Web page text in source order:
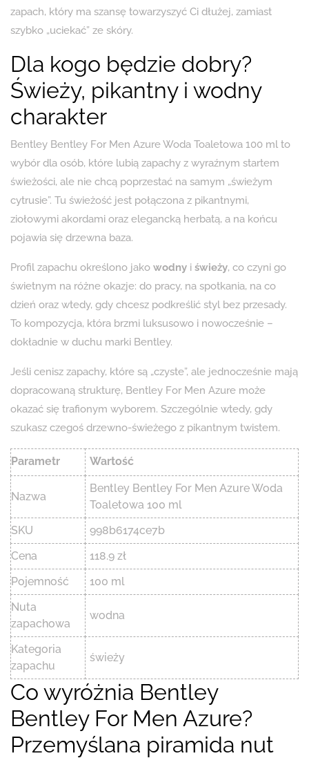
zapach, który ma szansę towarzyszyć Ci dłużej, zamiast
szybko „uciekać” ze skóry.
Dla kogo będzie dobry?
Świeży, pikantny i wodny
charakter
Bentley Bentley For Men Azure Woda Toaletowa 100 ml to
wybór dla osób, które lubią zapachy z wyraźnym startem
świeżości, ale nie chcą poprzestać na samym „świeżym
cytrusie”. Tu świeżość jest połączona z pikantnymi,
ziołowymi akordami oraz elegancką herbatą, a na końcu
pojawia się drzewna baza.
Profil zapachu określono jako wodny i świeży, co czyni go
świetnym na różne okazje: do pracy, na spotkania, na co
dzień oraz wtedy, gdy chcesz podkreślić styl bez przesady.
To kompozycja, która brzmi luksusowo i nowocześnie –
dokładnie w duchu marki Bentley.
Jeśli cenisz zapachy, które są „czyste”, ale jednocześnie mają
dopracowaną strukturę, Bentley For Men Azure może
okazać się trafionym wyborem. Szczególnie wtedy, gdy
szukasz czegoś drzewno-świeżego z pikantnym twistem.
Parametr Wartość
Nazwa
Bentley Bentley For Men Azure Woda
Toaletowa 100 ml
SKU
998b6174ce7b
Cena
118.9 zł
Pojemność
100 ml
Nuta
zapachowa
wodna
Kategoria
zapachu
świeży
Co wyróżnia Bentley
Bentley For Men Azure?
Przemyślana piramida nut